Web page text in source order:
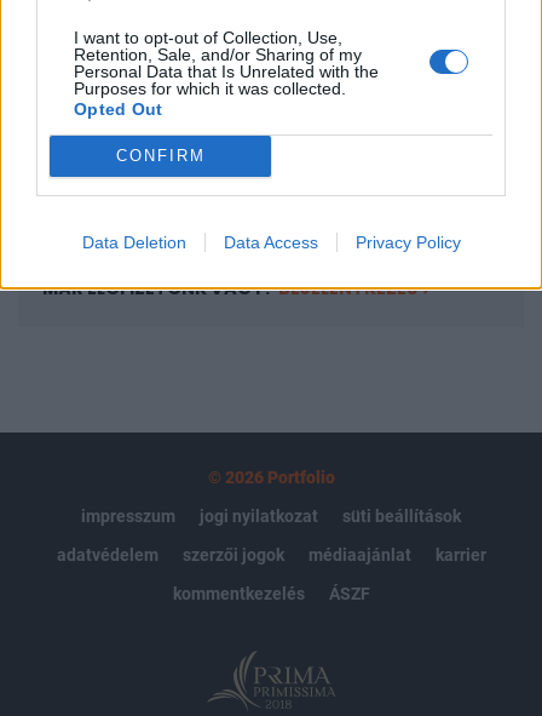
I want to opt-out of Collection, Use,
Retention, Sale, and/or Sharing of my
Personal Data that Is Unrelated with the
Purposes for which it was collected.
Opted Out
CONFIRM
Data Deletion Data Access Privacy Policy
Az előfizetés a következőket tartalmazza:
Portfolio.hu teljes cikkarchívum
Kötéslisták: BÉT elmúlt 2 év napon belüli
kötéslistái
Előfizetés
MÁR ELŐFIZETŐNK VAGY?BEJELENTKEZÉS
© 2026 Portfolio
impresszum
jogi nyilatkozat
süti beállítások
adatvédelem
szerzői jogok médiaajánlat
karrier
kommentkezelés
ÁSZF